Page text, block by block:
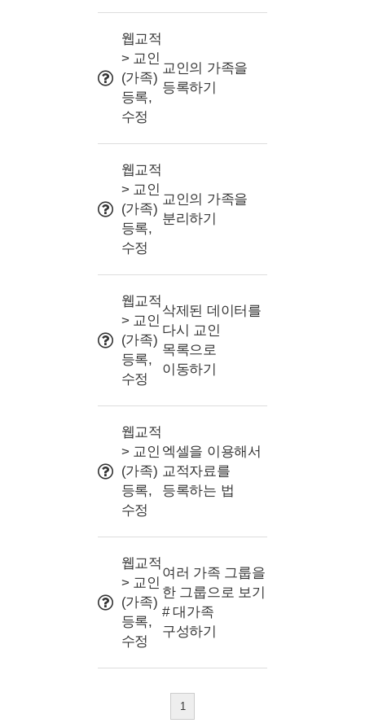
사용 Tip
웹교적
> 교인
(가족)
등록,
수정
교인의 가족을
등록하기
웹교적
> 교인
(가족)
등록,
수정
교인의 가족을
분리하기
웹교적
> 교인
(가족)
등록,
수정
삭제된 데이터를
다시 교인
목록으로
이동하기
웹교적
> 교인
(가족)
등록,
수정
엑셀을 이용해서
교적자료를
등록하는 법
웹교적
> 교인
(가족)
등록,
수정
여러 가족 그룹을
한 그룹으로 보기
# 대가족
구성하기
1